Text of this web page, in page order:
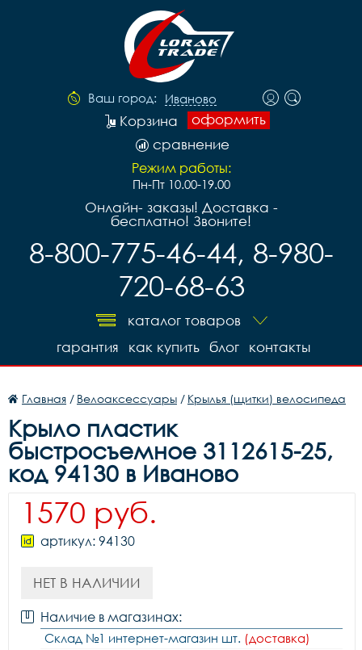
Ваш город: Иваново
оформить
Корзина
сравнение
Режим работы:
Пн-Пт 10.00-19.00
Онлайн- заказы! Доставка -
бесплатно! Звоните!
8-800-775-46-44, 8-980-
720-68-63
каталог товаров
контакты
блог
как купить
гарантия
Главная / Велоаксессуары / Крылья (щитки) велосипеда
Крыло пластик
быстросъемное 3112615-25,
код 94130 в Иваново
1570 руб.
артикул: 94130
НЕТ В НАЛИЧИИ
Наличие в магазинах:
Склад №1 интернет-магазин шт. (доставка)